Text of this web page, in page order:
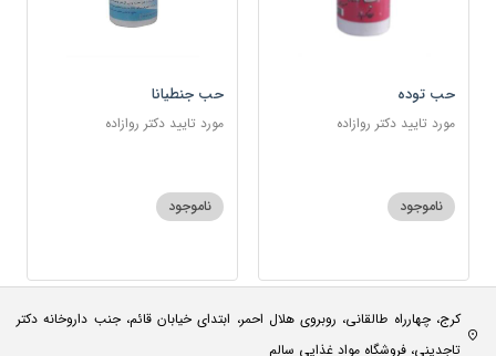
حب توده
مورد تایید دکتر روازاده
ناموجود
حب جنطیانا
مورد تایید دکتر روازاده
ناموجود
کرج، چهارراه طالقانی، روبروی هلال احمر، ابتدای خیابان قائم، جنب داروخانه دکتر
تاجدینی، فروشگاه مواد غذایی سالم